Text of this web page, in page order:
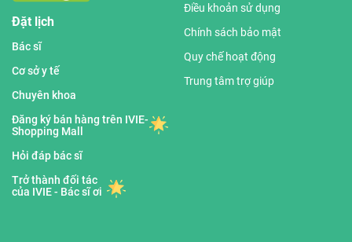
Đặt lịch
Bác sĩ
Cơ sở y tế
Chuyên khoa
Đăng ký bán hàng trên IVIE-
Shopping Mall
Hỏi đáp bác sĩ
Trở thành đối tác
của IVIE - Bác sĩ ơi
Điều khoản sử dụng
Chính sách bảo mật
Quy chế hoạt động
Trung tâm trợ giúp